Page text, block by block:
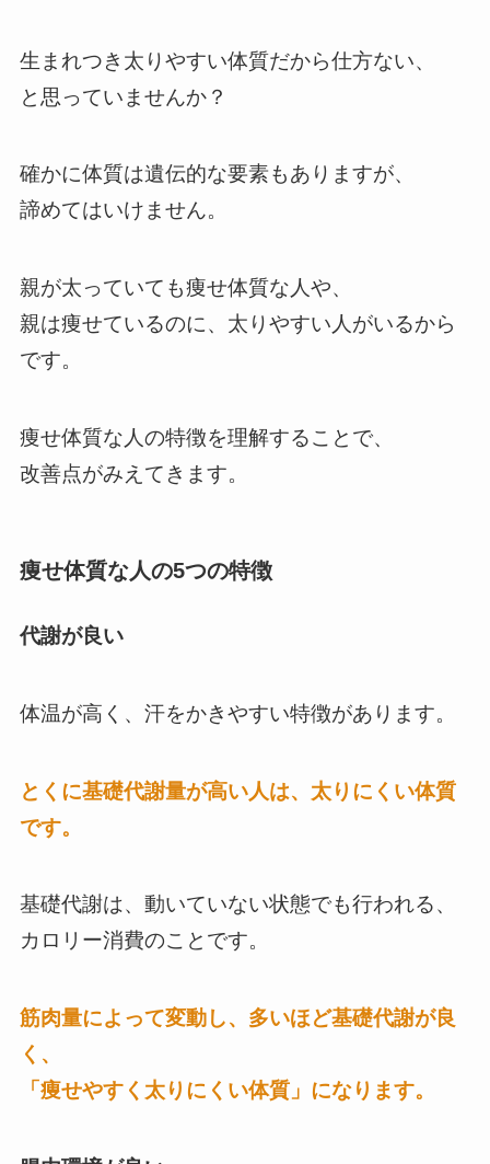
生まれつき太りやすい体質だから仕方ない、
と思っていませんか？
確かに体質は遺伝的な要素もありますが、
諦めてはいけません。
親が太っていても痩せ体質な人や、
親は痩せているのに、太りやすい人がいるから
です。
痩せ体質な人の特徴を理解することで、
改善点がみえてきます。
痩せ体質な人の5つの特徴
代謝が良い
体温が高く、汗をかきやすい特徴があります。
とくに基礎代謝量が高い人は、太りにくい体質
です。
基礎代謝は、動いていない状態でも行われる、
カロリー消費のことです。
筋肉量によって変動し、多いほど基礎代謝が良
く、
「痩せやすく太りにくい体質」になります。